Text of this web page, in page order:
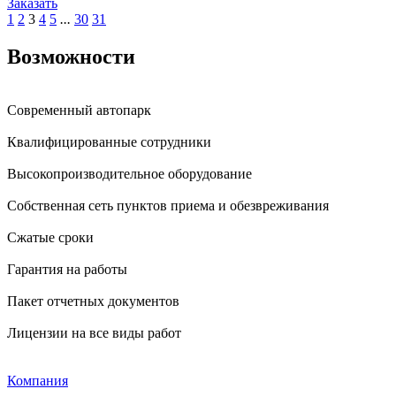
Заказать
1 2 3 4 5 ... 30 31
Возможности
Современный автопарк
Квалифицированные сотрудники
Высокопроизводительное оборудование
Собственная сеть пунктов приема и обезвреживания
Сжатые сроки
Гарантия на работы
Пакет отчетных документов
Лицензии на все виды работ
Компания